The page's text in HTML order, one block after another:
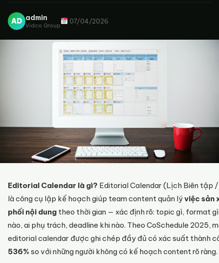
AD admin
Vidco Group
07/04/2026
Editorial Calendar là gì? Editorial Calendar (Lịch Biên tập
là công cụ lập kế hoạch giúp team content quản lýviệc sản
phối nội dung theo thời gian — xác định rõ: topic gì, format
nào, ai phụ trách, deadline khi nào. Theo CoSchedule 2025,
editorial calendar được ghi chép đầy đủ có xác suất thành
536% so với những người không có kế hoạch content rõ ràng.